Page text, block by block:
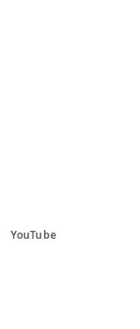
YouTube